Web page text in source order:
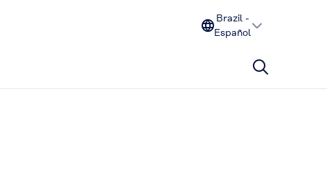
Brazil -
Español